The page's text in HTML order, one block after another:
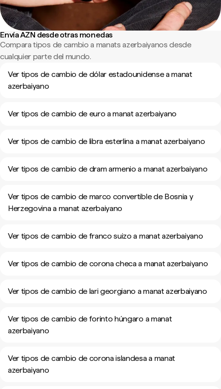
Envía AZN desde otras monedas
Compara tipos de cambio a manats azerbaiyanos desde
cualquier parte del mundo.
Ver tipos de cambio de dólar estadounidense a manat
azerbaiyano
Ver tipos de cambio de euro a manat azerbaiyano
Ver tipos de cambio de libra esterlina a manat azerbaiyano
Ver tipos de cambio de dram armenio a manat azerbaiyano
Ver tipos de cambio de marco convertible de Bosnia y
Herzegovina a manat azerbaiyano
Ver tipos de cambio de franco suizo a manat azerbaiyano
Ver tipos de cambio de corona checa a manat azerbaiyano
Ver tipos de cambio de lari georgiano a manat azerbaiyano
Ver tipos de cambio de forinto húngaro a manat
azerbaiyano
Ver tipos de cambio de corona islandesa a manat
azerbaiyano